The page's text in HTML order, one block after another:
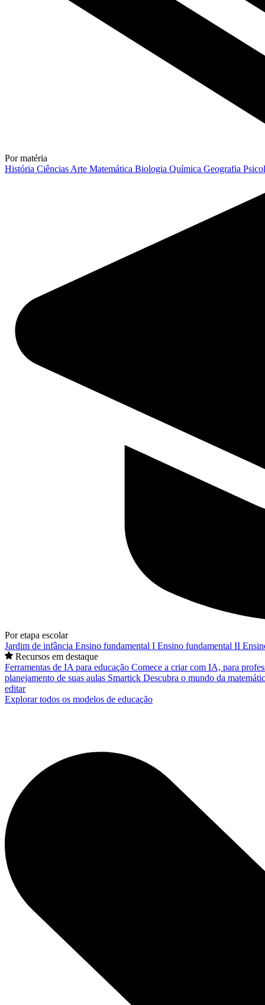
Por matéria
História Ciências Arte Matemática Biologia Química Geografia
Por etapa escolar
Jardim de infância Ensino fundamental I Ensino fundamental II
Recursos em destaque
Ferramentas de IA para educação Comece a criar com IA, para
planejamento de suas aulas Smartick Descubra o mundo da
editar
Explorar todos os modelos de educação